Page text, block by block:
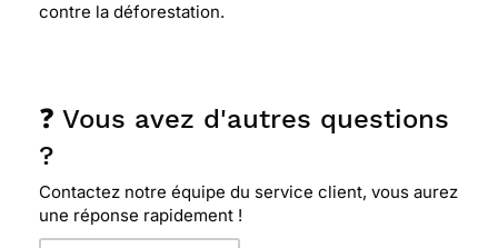
contre la déforestation.
❓ Vous avez d'autres questions
?
Contactez notre équipe du service client, vous aurez
une réponse rapidement !